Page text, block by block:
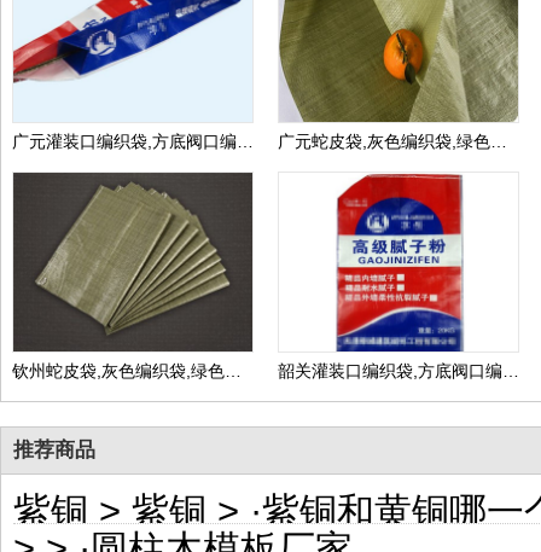
推荐商品
紫铜>紫铜> ·紫铜和黄铜哪一